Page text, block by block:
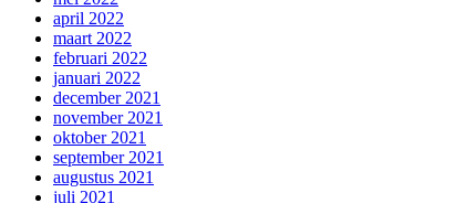
april 2022
maart 2022
februari 2022
januari 2022
december 2021
november 2021
oktober 2021
september 2021
augustus 2021
juli 2021